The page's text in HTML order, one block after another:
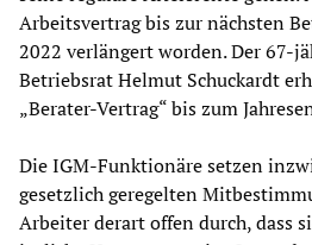
Arbeitsvertrag bis zur nächsten
2022 verlängert worden. Der 67-
Betriebsrat Helmut Schuckardt
„Berater-Vertrag“ bis zum
Die IGM-Funktionäre setzen
gesetzlich geregelten
Arbeiter derart offen durch, dass